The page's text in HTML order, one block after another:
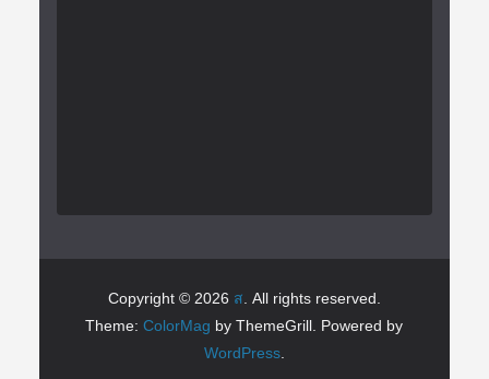
Copyright © 2026 ส . All rights reserved.
Theme:ColorMag by ThemeGrill. Powered by
WordPress.